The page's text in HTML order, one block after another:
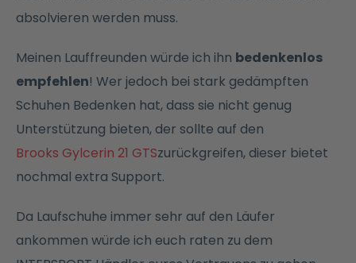
absolvieren werden muss.
Meinen Lauffreunden würde ich ihn bedenkenlos
empfehlen! Wer jedoch bei stark gedämpften
Schuhen Bedenken hat, dass sie nicht genug
Unterstützung bieten, der sollte auf den
Brooks Gylcerin 21 GTSzurückgreifen, dieser bietet
nochmal extra Support.
Da Laufschuhe immer sehr auf den Läufer
ankommen würde ich euch raten zu dem